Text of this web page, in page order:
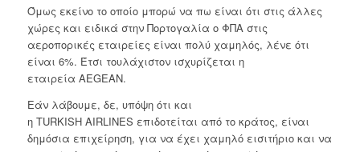
Όμως εκείνο το οποίο μπορώ να πω είναι ότι στις άλλες
χώρες και ειδικά στην Πορτογαλία ο ΦΠΑ στις
αεροπορικές εταιρείες είναι πολύ χαμηλός, λένε ότι
είναι 6%. Έτσι τουλάχιστον ισχυρίζεται η
εταιρεία AEGEAN.
Εάν λάβουμε, δε, υπόψη ότι και
η TURKISH AIRLINES επιδοτείται από το κράτος, είναι
δημόσια επιχείρηση, για να έχει χαμηλό εισιτήριο και να